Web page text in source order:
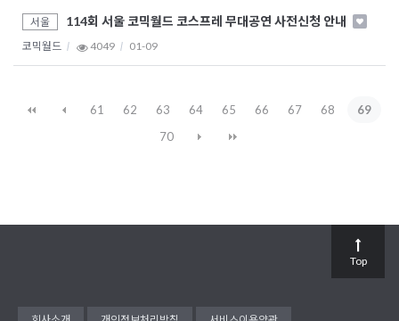
서울 114회 서울 코믹월드 코스프레 무대공연 사전신청 안내
코믹월드 4049 01-09
61 62 63 64 65 66 67 68
69
70
Top